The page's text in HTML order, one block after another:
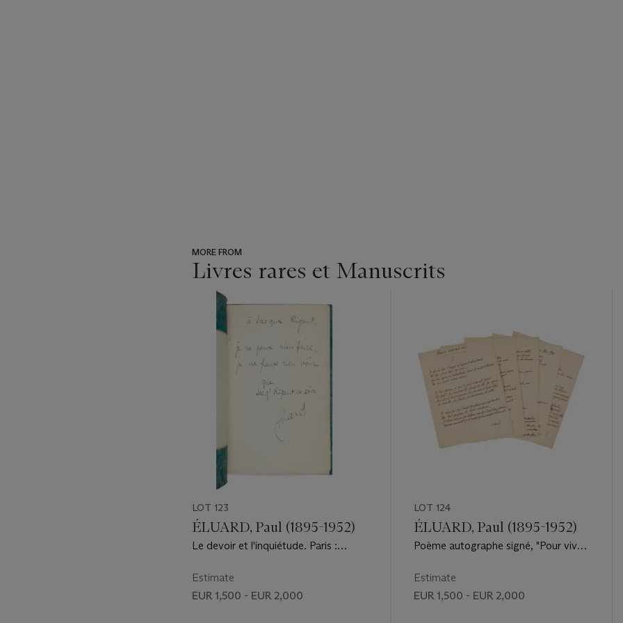
MORE FROM
Livres rares et Manuscrits
item_current_of_total_txt
LOT 123
ÉLUARD, Paul (1895-1952)
Le devoir et l'inquiétude. Paris :
Estimate
EUR 1,500 - EUR 2,000
LOT 124
ÉLUARD, Paul (1895-1952)
Poème autographe signé, "Pour vivre
Estimate
EUR 1,500 - EUR 2,000